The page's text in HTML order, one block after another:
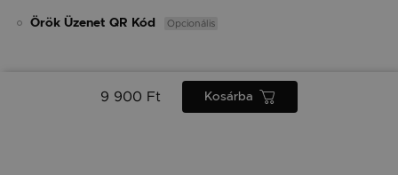
Örök Üzenet QR Kód Opcionális
9 900 Ft Kosárba